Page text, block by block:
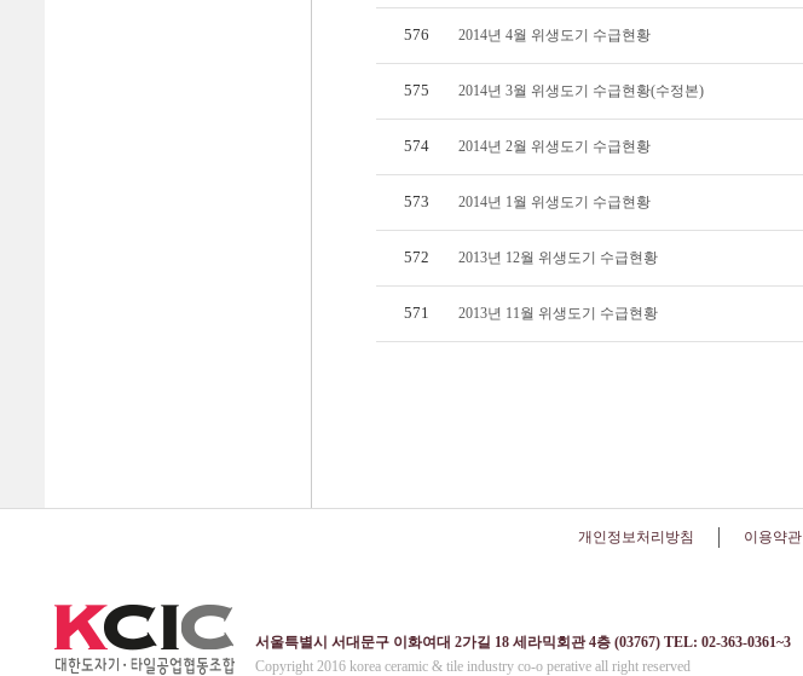
576 2014년 4월 위생도기 수급현황
575 2014년 3월 위생도기 수급현황(수정본)
574 2014년 2월 위생도기 수급현황
573 2014년 1월 위생도기 수급현황
572 2013년 12월 위생도기 수급현황
571 2013년 11월 위생도기 수급현황
개인정보처리방침 이용약관
서울특별시 서대문구 이화여대 2가길 18 세라믹회관 4층 (03767) TEL: 02-363-0361~3
Copyright 2016 korea ceramic & tile industry co-o perative all right reserved